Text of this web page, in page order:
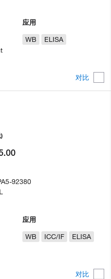
对比
应用
WB
ELISA
对比
应用
WB
ICC/IF ELISA
92380